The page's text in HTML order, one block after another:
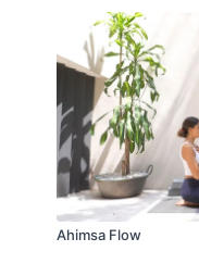
Ahimsa Flow